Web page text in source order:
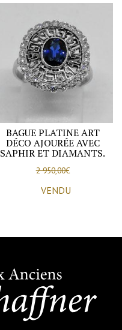
BAGUE PLATINE ART
DÉCO AJOURÉE AVEC
SAPHIR ET DIAMANTS.
2 950,00€
VENDU